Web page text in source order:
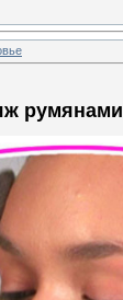
румянами